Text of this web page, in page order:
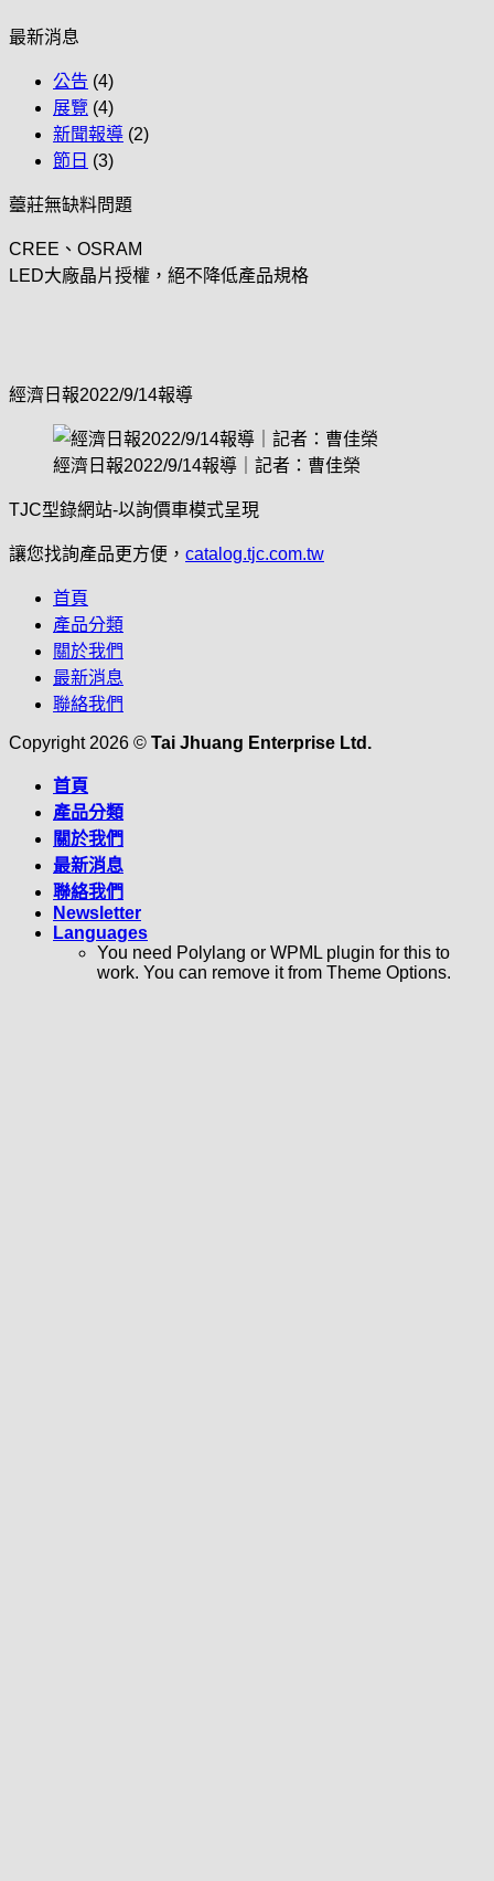
最新消息
公告 (4)
展覽 (4)
新聞報導 (2)
節日 (3)
薹莊無缺料問題
CREE、OSRAM
LED大廠晶片授權，絕不降低產品規格
經濟日報2022/9/14報導
經濟日報2022/9/14報導｜記者：曹佳榮
TJC型錄網站-以詢價車模式呈現
讓您找詢產品更方便， catalog.tjc.com.tw
首頁
產品分類
關於我們
最新消息
聯絡我們
Copyright 2026 © Tai Jhuang Enterprise Ltd.
首頁
產品分類
關於我們
最新消息
聯絡我們
Newsletter
Languages
You need Polylang or WPML plugin for this to
work. You can remove it from Theme Options.